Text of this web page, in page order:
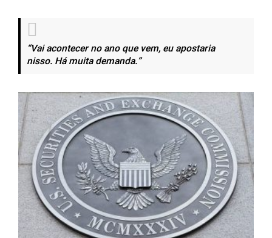
“Vai acontecer no ano que vem, eu apostaria
nisso. Há muita demanda.”